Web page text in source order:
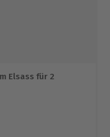
Elsass für 2